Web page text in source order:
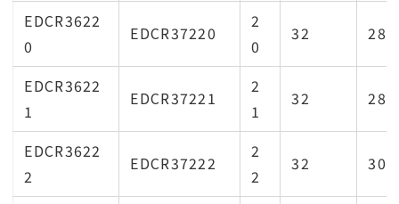
EDCR3622
0
EDCR37220
2
0
32
EDCR3622
1
EDCR37221
2
1
32
EDCR3622
2
EDCR37222
2
2
32